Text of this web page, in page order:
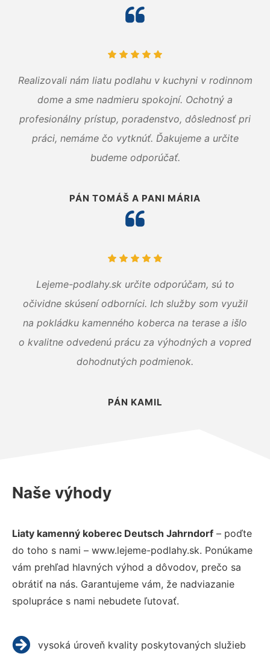
Realizovali nám liatu podlahu v kuchyni v rodinnom
dome a sme nadmieru spokojní. Ochotný a
profesionálny prístup, poradenstvo, dôslednosť pri
práci, nemáme čo vytknúť. Ďakujeme a určite
budeme odporúčať.
PÁN TOMÁŠ A PANI MÁRIA
Lejeme-podlahy.sk určite odporúčam, sú to
očividne skúsení odborníci. Ich služby som využil
na pokládku kamenného koberca na terase a išlo
o kvalitne odvedenú prácu za výhodných a vopred
dohodnutých podmienok.
PÁN KAMIL
Naše výhody
Liaty kamenný koberec Deutsch Jahrndorf – poďte
do toho s nami – www.lejeme-podlahy.sk. Ponúkame
vám prehľad hlavných výhod a dôvodov, prečo sa
obrátiť na nás. Garantujeme vám, že nadviazanie
spolupráce s nami nebudete ľutovať.
vysoká úroveň kvality poskytovaných služieb